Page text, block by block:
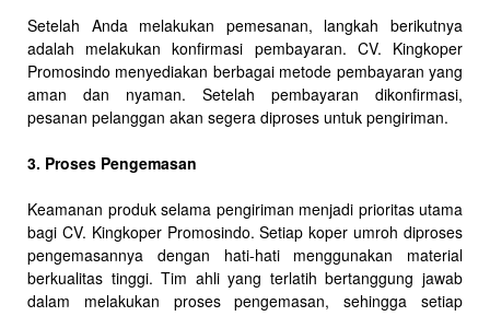
Setelah Anda melakukan pemesanan, langkah berikutnya
adalah melakukan konfirmasi pembayaran. CV. Kingkoper
Promosindo menyediakan berbagai metode pembayaran yang
aman dan nyaman. Setelah pembayaran dikonfirmasi,
pesanan pelanggan akan segera diproses untuk pengiriman.
3. Proses Pengemasan
Keamanan produk selama pengiriman menjadi prioritas utama
bagi CV. Kingkoper Promosindo. Setiap koper umroh diproses
pengemasannya dengan hati-hati menggunakan material
berkualitas tinggi. Tim ahli yang terlatih bertanggung jawab
dalam melakukan proses pengemasan, sehingga setiap